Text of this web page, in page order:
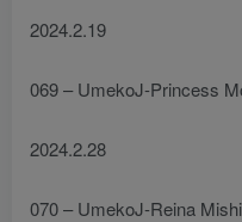
2024.2.19
069 – UmekoJ-Princess
2024.2.28
070 – UmekoJ-Reina